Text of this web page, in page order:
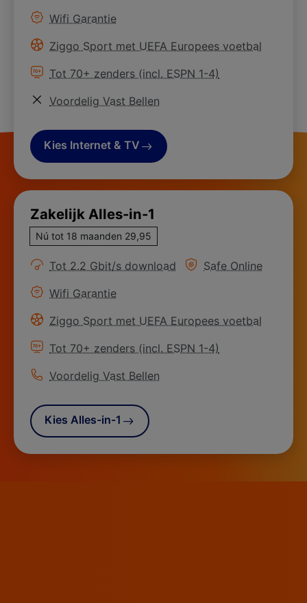
Meer informatie over
Wifi Garantie
Meer informatie over
Ziggo Sport met UEFA Europees voetbal
Meer informatie over
Tot 70+ zenders (incl. ESPN 1-4)
Meer informatie over
Voordelig Vast Bellen
Kies Internet & TV
Zakelijk Alles-in-1
Nú tot 18 maanden 29,95
Meer informatie over
Tot 2.2 Gbit/s download Meer informatie
Safe Online
Meer informatie over
Wifi Garantie
Meer informatie over
Ziggo Sport met UEFA Europees voetbal
Meer informatie over
Tot 70+ zenders (incl. ESPN 1-4)
Meer informatie over
Voordelig Vast Bellen
Kies Alles-in-1